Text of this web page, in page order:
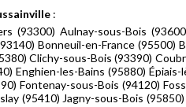
:
(93300) Aulnay-sous-Bois
Bonneuil-en-France (95500)
Clichy-sous-Bois (93390)
Enghien-les-Bains (95880) Épiais-
Fontenay-sous-Bois (94120)
(95410) Jagny-sous-Bois